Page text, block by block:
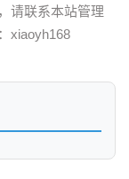
请联系本站管理
xiaoyh168